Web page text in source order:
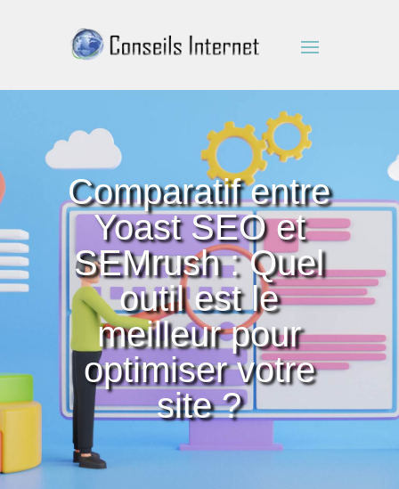
Comparatif entre
Yoast SEO et
SEMrush : Quel
outil est le
meilleur pour
optimiser votre
site ?